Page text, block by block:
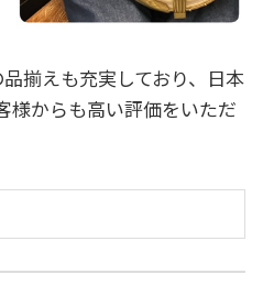
揃えも充実しており、日本
様からも高い評価をいただ